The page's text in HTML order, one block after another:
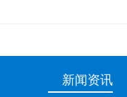
新闻资讯